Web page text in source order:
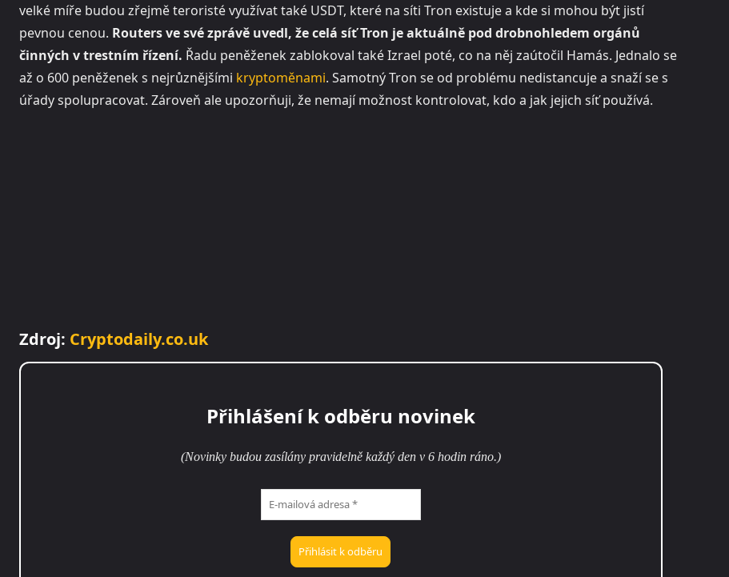
velké míře budou zřejmě teroristé využívat také USDT, které na síti Tron existuje a kde si mohou být jistí
pevnou cenou. Routers ve své zprávě uvedl, že celá síť Tron je aktuálně pod drobnohledem orgánů
činných v trestním řízení. Řadu peněženek zablokoval také Izrael poté, co na něj zaútočil Hamás. Jednalo se
až o 600 peněženek s nejrůznějšími kryptoměnami. Samotný Tron se od problému nedistancuje a snaží se s
úřady spolupracovat. Zároveň ale upozorňuji, že nemají možnost kontrolovat, kdo a jak jejich síť používá.
Zdroj: Cryptodaily.co.uk
Přihlášení k odběru novinek
(Novinky budou zasílány pravidelně každý den v 6 hodin ráno.)